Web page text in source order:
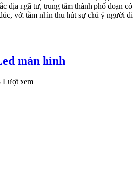
địa ngã tư, trung tâm thành phố đoạn có
với tầm nhìn thu hút sự chú ý người đi
màn hình
Lượt xem